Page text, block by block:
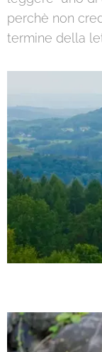
perchè non
termine della